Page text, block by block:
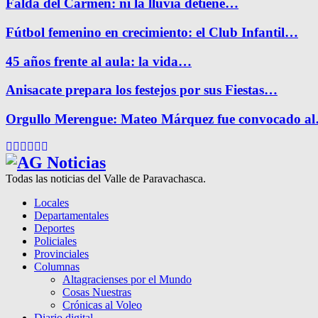
Falda del Carmen: ni la lluvia detiene…
Fútbol femenino en crecimiento: el Club Infantil…
45 años frente al aula: la vida…
Anisacate prepara los festejos por sus Fiestas…
Orgullo Merengue: Mateo Márquez fue convocado
Facebook
Twitter
Instagram
Pinterest
Google
Todas las noticias del Valle de Paravachasca.
Locales
Departamentales
Deportes
Policiales
Provinciales
Columnas
Altagracienses por el Mundo
Cosas Nuestras
Crónicas al Voleo